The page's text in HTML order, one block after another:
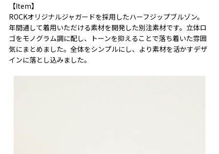
【Item】
ROCKオリジナルジャガードを採用したハーフジップブルゾン。
年間通して着用いただける素材を開発した別注素材です。立体ロ
ゴをモノグラム調に配し、トーンを抑えることで落ち着いた雰囲
気にまとめました。全体をシンプルにし、より素材を活かすデザ
インに落とし込みました。